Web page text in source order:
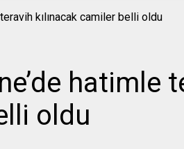
hatimle
oldu